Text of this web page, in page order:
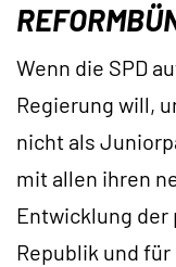
Wenn die SPD
Regierung will,
nicht als
mit allen ihren
Entwicklung
Republik und